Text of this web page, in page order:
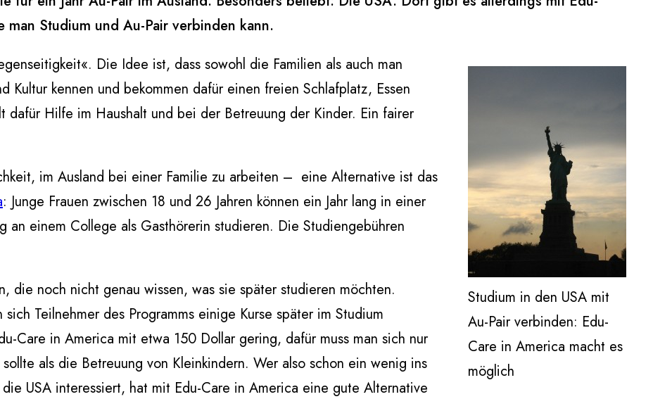
Studium und Au-Pair verbinden kann.
Studium in den USA mit
Au-Pair verbinden: Edu-
Care in America macht es
möglich
Die Idee ist, dass sowohl die Familien als auch man
Kultur kennen und bekommen dafür einen freien Schlafplatz, Essen
dafür Hilfe im Haushalt und bei der Betreuung der Kinder. Ein fairer
im Ausland bei einer Familie zu arbeiten – eine Alternative ist das
: Junge Frauen zwischen 18 und 26 Jahren können ein Jahr lang in einer
an einem College als Gasthörerin studieren. Die Studiengebühren
die noch nicht genau wissen, was sie später studieren möchten.
Teilnehmer des Programms einige Kurse später im Studium
Care in America mit etwa 150 Dollar gering, dafür muss man sich nur
als die Betreuung von Kleinkindern. Wer also schon ein wenig ins
USA interessiert, hat mit Edu-Care in America eine gute Alternative